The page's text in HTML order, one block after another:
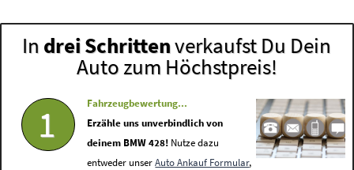
In drei Schrittenverkaufst Du Dein
Auto zum Höchstpreis!
1
Fahrzeugbewertung...
Erzähle uns unverbindlich von
deinem BMW 428! Nutze dazu
entweder unserAuto Ankauf Formular,